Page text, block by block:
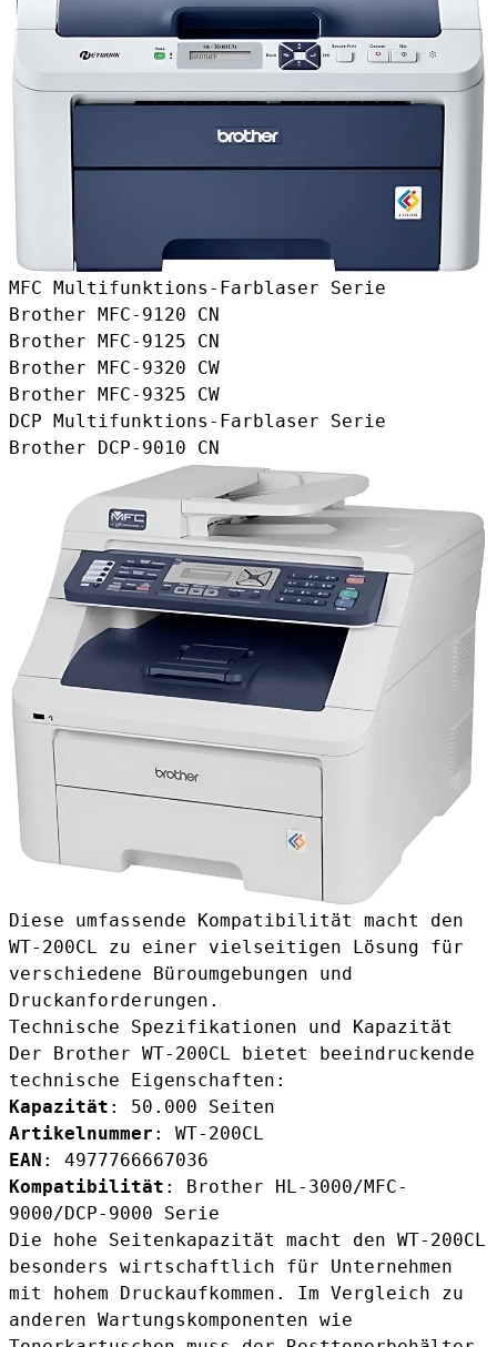
MFC Multifunktions-Farblaser Serie
Brother MFC-9120 CN
Brother MFC-9125 CN
Brother MFC-9320 CW
Brother MFC-9325 CW
DCP Multifunktions-Farblaser Serie
Brother DCP-9010 CN
Diese umfassende Kompatibilität macht den
WT-200CL zu einer vielseitigen Lösung für
verschiedene Büroumgebungen und
Druckanforderungen.
Technische Spezifikationen und Kapazität
Der Brother WT-200CL bietet beeindruckende
technische Eigenschaften:
Kapazität : 50.000 Seiten
Artikelnummer : WT-200CL
EAN : 4977766667036
Kompatibilität : Brother HL-3000/MFC-
9000/DCP-9000 Serie
Die hohe Seitenkapazität macht den WT-200CL
besonders wirtschaftlich für Unternehmen
mit hohem Druckaufkommen. Im Vergleich zu
anderen Wartungskomponenten wie